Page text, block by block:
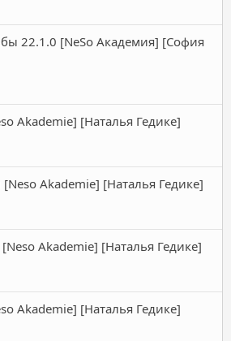
22.1.0 [NeSo Академия] [София
Akademie] [Наталья Гедике]
Akademie] [Наталья Гедике]
Akademie] [Наталья Гедике]
Akademie] [Наталья Гедике]